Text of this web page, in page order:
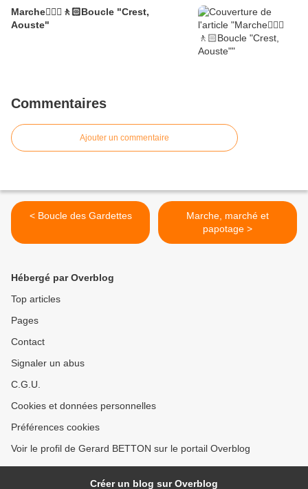
Marche🚶🏼‍♂️🚶🏻Boucle "Crest,
Aouste"
Commentaires
Ajouter un commentaire
< Boucle des Gardettes
Marche, marché et
papotage >
Hébergé par Overblog
Top articles
Pages
Contact
Signaler un abus
C.G.U.
Cookies et données personnelles
Préférences cookies
Voir le profil de Gerard BETTON sur le portail Overblog
Créer un blog sur Overblog